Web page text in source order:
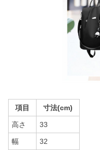
項目 寸法(cm)
高さ 33
幅 32